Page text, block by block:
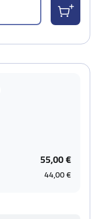
55,00 €
44,00 €